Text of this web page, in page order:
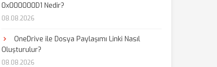
0x000000D1 Nedir?
08.08.2026
OneDrive ile Dosya Paylaşımı Linki Nasıl
Oluşturulur?
08.08.2026